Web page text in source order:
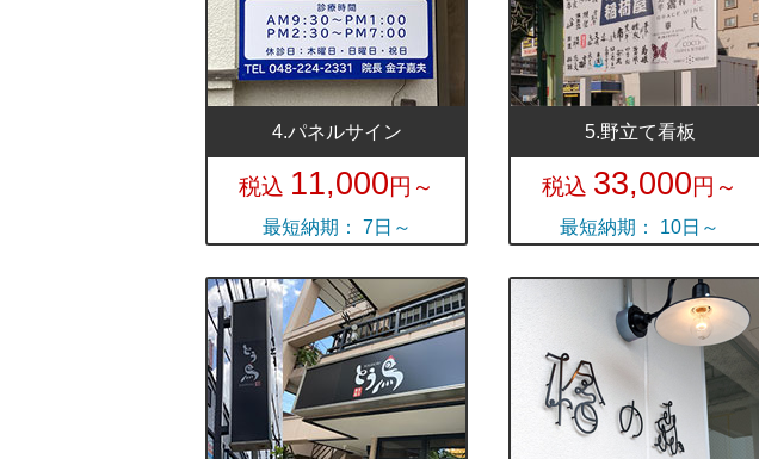
4.パネルサイン
税込 11,000円～
最短納期： 7日～
5.野立て看板
税込 33,000円～
最短納期： 10日～